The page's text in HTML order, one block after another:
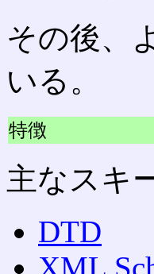
その後、
いる。
特徴
主なスキ
DTD